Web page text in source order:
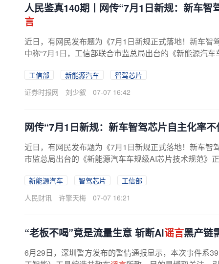
人民鉴真140期丨网传“7月1日新规：新车智
言
近日，有网民发布题为《7月1日新规正式落地！新车智
中称“7月1日，工信部联合市监总局出台的《新能源汽
工信部 新能源汽车
智驾芯片
证券时报网
刘少叙 07-07 16:42
网传“7月1日新规：新车智驾芯片自主化率
近日，有网民发布题为《7月1日新规正式落地！新车智
市监总局出台的《新能源汽车车规级AI芯片技术规范》
新能源汽车 智驾芯片
工信部
人民财讯
许擎天梅 07-07 16:21
“老板不喝”竟是流量生意 斩断AI谣言黑产链
6月29日，深圳警方发布的警情通报显示，本次事件系